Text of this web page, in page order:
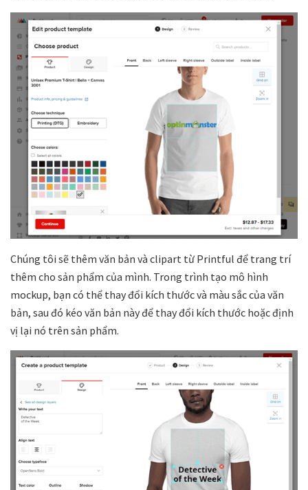
Chúng tôi sẽ thêm văn bản và clipart từ Printful để trang trí
thêm cho sản phẩm của mình. Trong trình tạo mô hình
mockup, bạn có thể thay đổi kích thước và màu sắc của văn
bản, sau đó kéo văn bản này để thay đổi kích thước hoặc định
vị lại nó trên sản phẩm.